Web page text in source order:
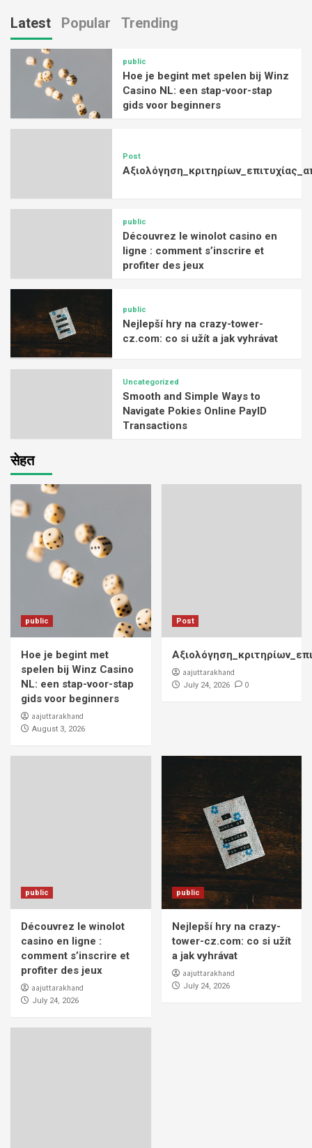
Latest Popular Trending
public
Hoe je begint met spelen bij Winz
Casino NL: een stap-voor-stap
gids voor beginners
Post
public
Découvrez le winolot casino en
ligne : comment s’inscrire et
profiter des jeux
public
Nejlepší hry na crazy-tower-
cz.com: co si užít a jak vyhrávat
Uncategorized
Smooth and Simple Ways to
Navigate Pokies Online PayID
Transactions
सेहत
public
Hoe je begint met
spelen bij Winz Casino
NL: een stap-voor-stap
gids voor beginners
aajuttarakhand
August 3, 2026
Post
aajuttarakhand
July 24, 2026 0
public
Découvrez le winolot
casino en ligne :
comment s’inscrire et
profiter des jeux
aajuttarakhand
July 24, 2026
public
Nejlepší hry na crazy-
tower-cz.com: co si užít
a jak vyhrávat
aajuttarakhand
July 24, 2026